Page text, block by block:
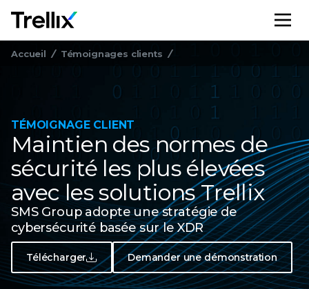
Accueil Témoignages clients
TÉMOIGNAGE CLIENT
Maintien des normes de
sécurité les plus élevées
avec les solutions Trellix
SMS Group adopte une stratégie de
cybersécurité basée sur le XDR
Télécharger Demander une démonstration